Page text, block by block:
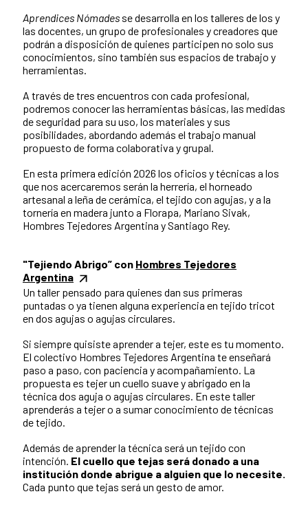
Aprendices Nómades se desarrolla en los talleres de los y
las docentes, un grupo de profesionales y creadores que
podrán a disposición de quienes participen no solo sus
conocimientos, sino también sus espacios de trabajo y
herramientas.
A través de tres encuentros con cada profesional,
podremos conocer las herramientas básicas, las medidas
de seguridad para su uso, los materiales y sus
posibilidades, abordando además el trabajo manual
propuesto de forma colaborativa y grupal.
En esta primera edición 2026 los oficios y técnicas a los
que nos acercaremos serán la herrería, el horneado
artesanal a leña de cerámica, el tejido con agujas, y a la
tornería en madera junto a Florapa, Mariano Sivak,
Hombres Tejedores Argentina y Santiago Rey.
"Tejiendo Abrigo” con Hombres Tejedores
Argentina
Un taller pensado para quienes dan sus primeras
puntadas o ya tienen alguna experiencia en tejido tricot
en dos agujas o agujas circulares.
Si siempre quisiste aprender a tejer, este es tu momento.
El colectivo Hombres Tejedores Argentina te enseñará
paso a paso, con paciencia y acompañamiento. La
propuesta es tejer un cuello suave y abrigado en la
técnica dos aguja o agujas circulares. En este taller
aprenderás a tejer o a sumar conocimiento de técnicas
de tejido.
Además de aprender la técnica será un tejido con
intención. El cuello que tejas será donado a una
institución donde abrigue a alguien que lo necesite.
Cada punto que tejas será un gesto de amor.